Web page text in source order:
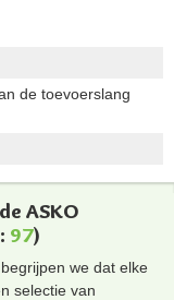
de toevoerslang
ASKO
97)
we dat elke
selectie van